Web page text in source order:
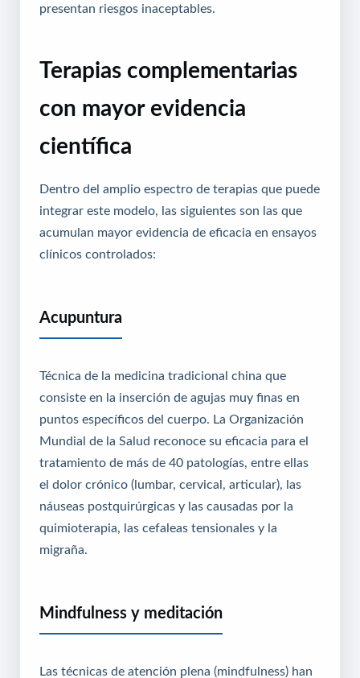
presentan riesgos inaceptables.
Terapias complementarias
con mayor evidencia
científica
Dentro del amplio espectro de terapias que puede
integrar este modelo, las siguientes son las que
acumulan mayor evidencia de eficacia en ensayos
clínicos controlados:
Acupuntura
Técnica de la medicina tradicional china que
consiste en la inserción de agujas muy finas en
puntos específicos del cuerpo. La Organización
Mundial de la Salud reconoce su eficacia para el
tratamiento de más de 40 patologías, entre ellas
el dolor crónico (lumbar, cervical, articular), las
náuseas postquirúrgicas y las causadas por la
quimioterapia, las cefaleas tensionales y la
migraña.
Mindfulness y meditación
Las técnicas de atención plena (mindfulness) han